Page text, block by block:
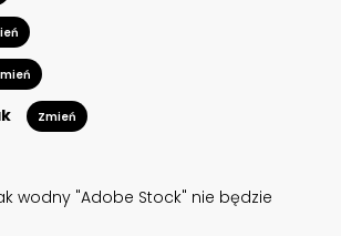
Zmień
wodny "Adobe Stock" nie będzie